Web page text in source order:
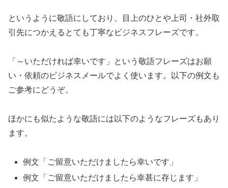
というように敬語にしており、目上のひとや上司・社外取
引先につかえるとても丁寧なビジネスフレーズです。
「～いただければ幸いです」という敬語フレーズはお願
い・依頼のビジネスメールでよく使います。以下の例文も
ご参考にどうぞ。
ほかにも似たような敬語には以下のようなフレーズもあり
ます。
例文「ご留意いただけましたら幸いです」
例文「ご留意いただけましたら幸甚に存じます」